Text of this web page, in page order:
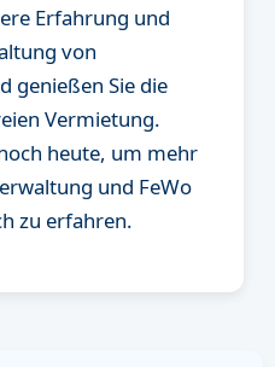
Erfahrung und
von
genießen Sie die
Vermietung.
heute, um mehr
und FeWo
zu erfahren.